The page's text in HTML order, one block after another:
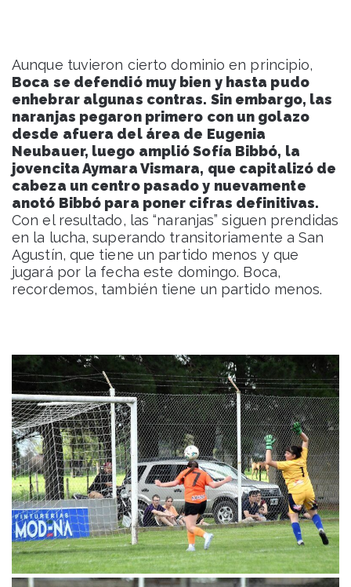
Aunque tuvieron cierto dominio en principio,
Boca se defendió muy bien y hasta pudo
enhebrar algunas contras. Sin embargo, las
naranjas pegaron primero con un golazo
desde afuera del área de Eugenia
Neubauer, luego amplió Sofía Bibbó, la
jovencita Aymara Vismara, que capitalizó de
cabeza un centro pasado y nuevamente
anotó Bibbó para poner cifras definitivas.
Con el resultado, las “naranjas” siguen prendidas
en la lucha, superando transitoriamente a San
Agustín, que tiene un partido menos y que
jugará por la fecha este domingo. Boca,
recordemos, también tiene un partido menos.